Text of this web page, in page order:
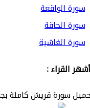
سورة الواقعة
سورة الحاقة
سورة الغاشية
القراء :
سورة قريش كاملة